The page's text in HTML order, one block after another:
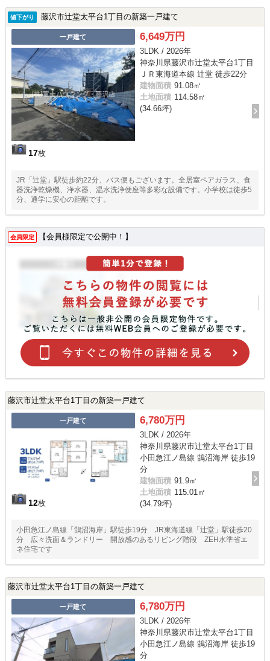
値下がり 藤沢市辻堂太平台1丁目の新築一戸建て
一戸建て
17枚
6,649万円
3LDK / 2026年
神奈川県藤沢市辻堂太平台1丁目
ＪＲ東海道本線 辻堂 徒歩22分
建物面積 91.08㎡
土地面積 114.58㎡
(34.66坪)
JR「辻堂」駅徒歩約22分、バス便もございます。全居室ペアガラス、食
器洗浄乾燥機、浄水器、温水洗浄便座等多彩な設備です。小学校は徒歩5
分、通学に安心の距離です。
会員限定 【会員様限定で公開中！】
藤沢市辻堂太平台1丁目の新築一戸建て
一戸建て
12枚
6,780万円
3LDK / 2026年
神奈川県藤沢市辻堂太平台1丁目
小田急江ノ島線 鵠沼海岸 徒歩19
分
建物面積 91.9㎡
土地面積 115.01㎡
(34.79坪)
小田急江ノ島線「鵠沼海岸」駅徒歩19分 JR東海道線「辻堂」駅徒歩20
分 広々洗面＆ランドリー 開放感のあるリビング階段 ZEH水準省エ
ネ住宅です
藤沢市辻堂太平台1丁目の新築一戸建て
一戸建て 6,780万円
3LDK / 2026年
神奈川県藤沢市辻堂太平台1丁目
小田急江ノ島線 鵠沼海岸 徒歩19
分